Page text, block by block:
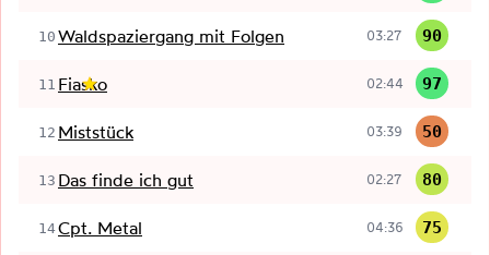
10 Waldspaziergang mit Folgen 03:27 90
11 Fiasko 02:44 97
12 Miststück 03:39 50
13 Das finde ich gut 02:27 80
14Cpt. Metal 04:36 75